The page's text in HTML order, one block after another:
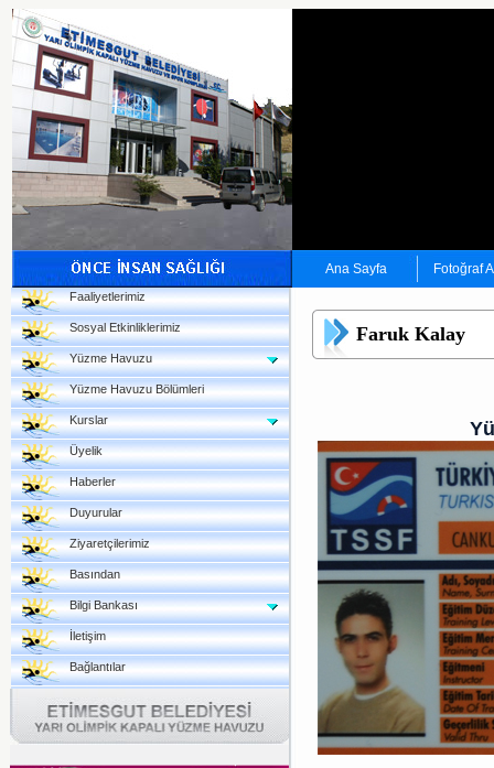
Ana Sayfa Fotoğraf
Faaliyetlerimiz
Sosyal Etkinliklerimiz
Yüzme Havuzu
Yüzme Havuzu Bölümleri
Kurslar
Üyelik
Haberler
Duyurular
Ziyaretçilerimiz
Basından
Bilgi Bankası
İletişim
Bağlantılar
Faruk Kalay